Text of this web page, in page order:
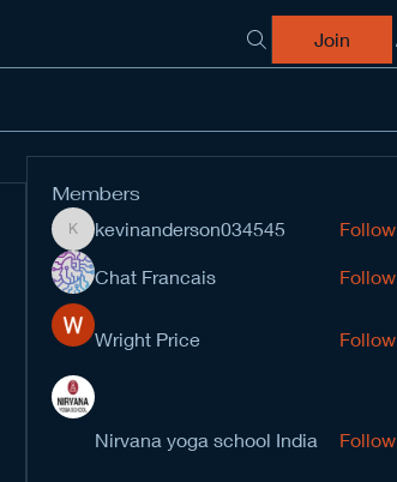
Join
Members
kevinanderson034545
kevinanderson034545 Follow
Chat Francais Follow
Wright Price Follow
Nirvana yoga school India Follow